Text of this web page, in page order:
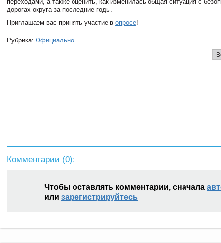
переходами, а также оценить, как изменилась общая ситуация с
дорогах округа за последние годы.
Приглашаем вас принять участие в опросе!
Рубрика: Официально
Комментарии (0):
Чтобы оставлять комментарии, сначала
или зарегистрируйтесь